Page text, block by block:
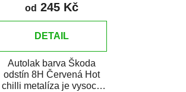
od 245 Kč
DETAIL
Autolak barva Škoda
odstín 8H Červená Hot
chilli metalíza je vysoce